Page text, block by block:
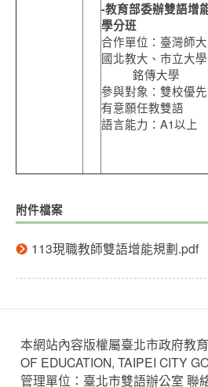
-教育部委辦雙語增
學分班
合作單位：臺灣師大
國北教大、市立大學
銘傳大學
參與對象：雙校優
有意願任教雙語
語言能力：A1以上
附件檔案
113現職教師雙語增能規劃.pdf
本網站內容版權屬臺北市政府教
OF EDUCATION, TAIPEI CITY
管理單位：臺北市雙語辦公室 聯